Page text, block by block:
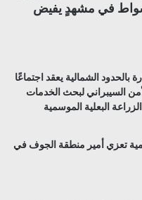
في مشهدٍ يفيض
بالحدود الشمالية يعقد اجتماعًا
السيبراني لبحث الخدمات
الزراعة البعلية الموسمية
تعزي أمير منطقة الجوف في